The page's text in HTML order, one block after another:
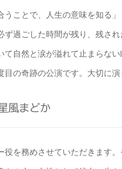
うことで、人生の意味を知る」
ず過ごした時間が残り、残さ
て自然と涙が溢れて止まらな
目の奇跡の公演です。大切に演
風まどか
役を務めさせていただきます